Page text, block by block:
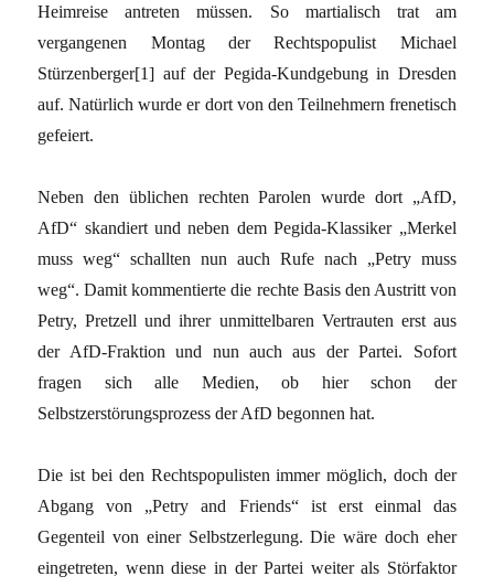
Heimreise antreten müssen. So martialisch trat am
vergangenen Montag der Rechtspopulist Michael
Stürzenberger[1] auf der Pegida-Kundgebung in Dresden
auf. Natürlich wurde er dort von den Teilnehmern frenetisch
gefeiert.
Neben den üblichen rechten Parolen wurde dort „AfD,
AfD“ skandiert und neben dem Pegida-Klassiker „Merkel
muss weg“ schallten nun auch Rufe nach „Petry muss
weg“. Damit kommentierte die rechte Basis den Austritt von
Petry, Pretzell und ihrer unmittelbaren Vertrauten erst aus
der AfD-Fraktion und nun auch aus der Partei. Sofort
fragen sich alle Medien, ob hier schon der
Selbstzerstörungsprozess der AfD begonnen hat.
Die ist bei den Rechtspopulisten immer möglich, doch der
Abgang von „Petry and Friends“ ist erst einmal das
Gegenteil von einer Selbstzerlegung. Die wäre doch eher
eingetreten, wenn diese in der Partei weiter als Störfaktor